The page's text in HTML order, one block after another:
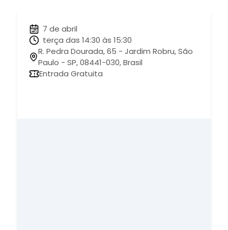
7 de abril
terça das 14:30 às 15:30
R. Pedra Dourada, 65 - Jardim Robru, São
Paulo - SP, 08441-030, Brasil
Entrada Gratuita